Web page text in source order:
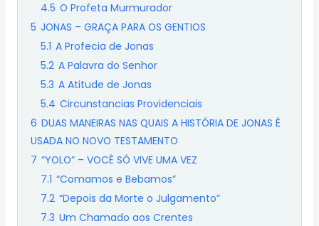
4.5 O Profeta Murmurador
5 JONAS – GRAÇA PARA OS GENTIOS
5.1 A Profecia de Jonas
5.2 A Palavra do Senhor
5.3 A Atitude de Jonas
5.4 Circunstancias Providenciais
6 DUAS MANEIRAS NAS QUAIS A HISTÓRIA DE JONAS É
USADA NO NOVO TESTAMENTO
7 “YOLO” – VOCÊ SÓ VIVE UMA VEZ
7.1 “Comamos e Bebamos”
7.2 “Depois da Morte o Julgamento”
7.3 Um Chamado aos Crentes